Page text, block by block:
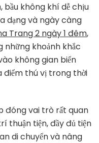
Ở
Đâu
Đi
Ngày
không khí dễ chịu
dạng và ngày càng
Trang 2 ngày 1 đêm,
những khoảnh khắc
không gian biển
điểm thú vị trong thời
đóng vai trò rất quan
thuận tiện, đầy đủ tiện
di chuyển và nâng